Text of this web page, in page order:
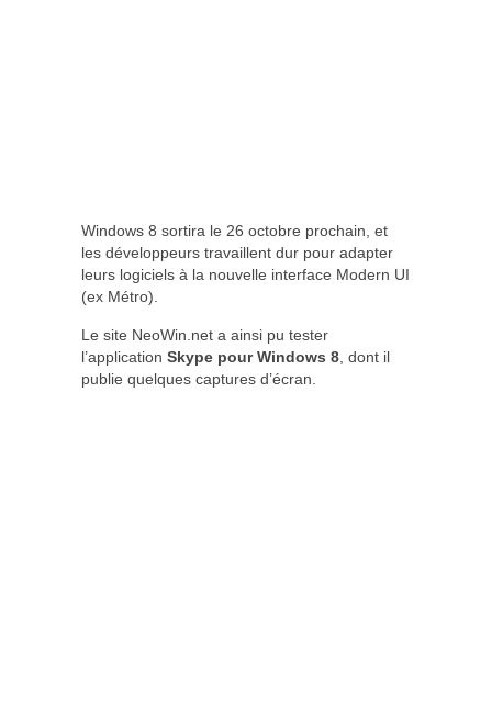
Windows 8 sortira le 26 octobre prochain, et
les développeurs travaillent dur pour adapter
leurs logiciels à la nouvelle interface Modern UI
(ex Métro).
Le site NeoWin.net a ainsi pu tester
l’application Skype pour Windows 8 , dont il
publie quelques captures d’écran.